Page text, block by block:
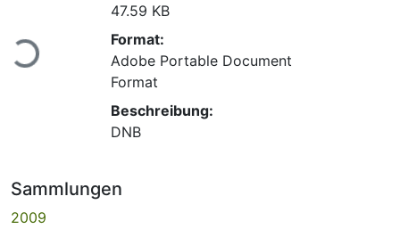
Lade...
47.59 KB
Format:
Adobe Portable Document
Format
Beschreibung:
DNB
Sammlungen
2009